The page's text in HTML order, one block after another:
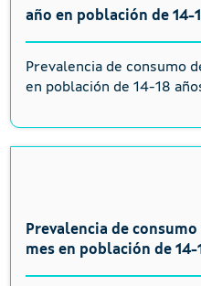
año en población de 14-
Prevalencia de consumo
en población de 14-18
Prevalencia de
mes en población de 14-